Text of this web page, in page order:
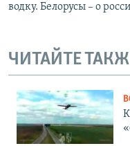
водку. Белорусы – о
ЧИТАЙТЕ